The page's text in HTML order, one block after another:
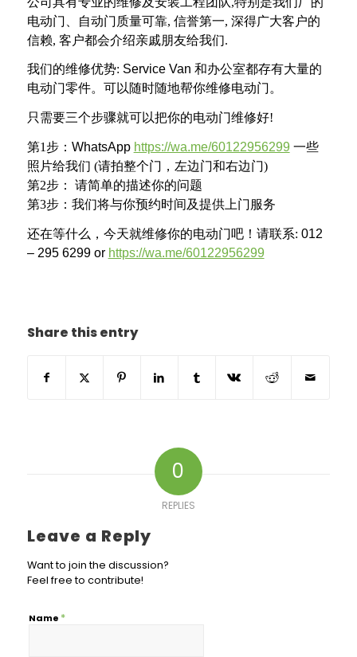
电动门、自动门质量可靠, 信誉第一, 深得广大客户的
信赖, 客户都会介绍亲戚朋友给我们.
我们的维修优势: Service Van 和办公室都存有大量的
电动门零件。可以随时随地帮你维修电动门。
只需要三个步骤就可以把你的电动门维修好!
第1步： WhatsApp https://wa.me/60122956299 一些
照片给我们 (请拍整个门，左边门和右边门)
第2步： 请简单的描述你的问题
第3步：我们将与你预约时间及提供上门服务
还在等什么，今天就维修你的电动门吧！请联系: 012
– 295 6299 or https://wa.me/60122956299
Share this entry
0
REPLIES
Leave a Reply
Want to join the discussion?
Feel free to contribute!
Name *